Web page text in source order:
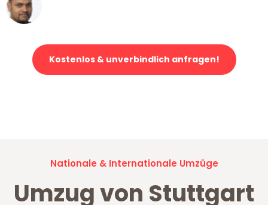
Kostenlos & unverbindlich anfragen!
Nationale & Internationale Umzüge
Umzug von Stuttgart